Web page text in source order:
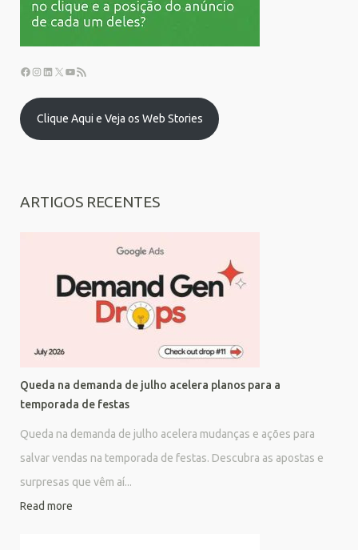
Clique Aqui e Veja os Web Stories
ARTIGOS RECENTES
Queda na demanda de julho acelera planos para a
temporada de festas
Queda na demanda de julho acelera mudanças e ações para
salvar vendas na temporada de festas. Descubra as apostas e
surpresas que vêm aí...
Read more